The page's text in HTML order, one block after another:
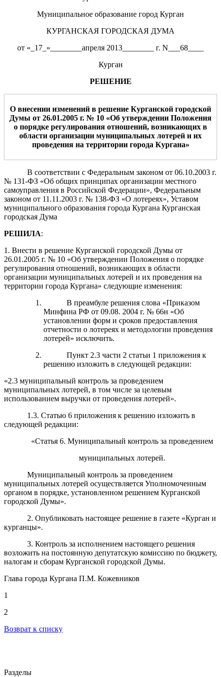
Муниципальное образование город Курган
КУРГАНСКАЯ ГОРОДСКАЯ ДУМА
от «_17_»________апреля 2013________ г. N___68____
Курган
РЕШЕНИЕ
О внесении изменений в решение Курганской городской
Думы от 26.01.2005 г. № 10 «Об утверждении Положения
о порядке регулирования отношений, возникающих в
области организации муниципальных лотерей и их
проведения на территории города Кургана»
В соответствии с Федеральным законом от 06.10.2003 г.
№ 131-ФЗ «Об общих принципах организации местного
самоуправления в Российской Федерации», Федеральным
законом от 11.11.2003 г. № 138-ФЗ «О лотереях», Уставом
муниципального образования города Кургана Курганская
городская Дума
РЕШИЛА:
1. Внести в решение Курганской городской Думы от
26.01.2005 г. № 10 «Об утверждении Положения о порядке
регулирования отношений, возникающих в области
организации муниципальных лотерей и их проведения на
территории города Кургана» следующие изменения:
В преамбуле решения слова «Приказом
Минфина РФ от 09.08. 2004 г. № 66н «Об
установлении форм и сроков предоставления
отчетности о лотереях и методологии проведения
лотерей» исключить.
Пункт 2.3 части 2 статьи 1 приложения к
решению изложить в следующей редакции:
«2.3 муниципальный контроль за проведением
муниципальных лотерей, в том числе за целевым
использованием выручки от проведения лотерей».
1.3. Статью 6 приложения к решению изложить в
следующей редакции:
«Статья 6. Муниципальный контроль за проведением
муниципальных лотерей.
Муниципальный контроль за проведением
муниципальных лотерей осуществляется Уполномоченным
органом в порядке, установленном решением Курганской
городской Думы».
2. Опубликовать настоящее решение в газете «Курган и
курганцы».
3. Контроль за исполнением настоящего решения
возложить на постоянную депутатскую комиссию по бюджету,
налогам и сборам Курганской городской Думы.
Глава города Кургана П.М. Кожевников
1
2
Возврат к списку
Разделы